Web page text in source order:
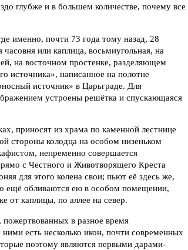
глубже и в большем количестве, почему все
именно, почти 73 года тому назад, 28
или каплица, восьмиугольная, на
на восточном простенке, разделяющем
источника», написанное на полотне
источник» в Царьграде. Для
устроены решётка и спускающаяся
приносят из храма по каменной лестнице
стороны колодца на особом низеньком
непременно совершается
с Честного и Животворящего Креста
для этого колена свои; пьют её здесь же,
ещё обливаются ею в особом помещении,
от каплицы, по аллее на север.
в разное время
есть несколько икон, почти современных
поэтому являются первыми дарами-